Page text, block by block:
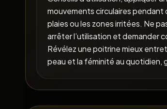
mouvements circulaires pendant
plaies ou les zones irritées. Ne
arrêter l’utilisation et demander
Révélez une poitrine mieux
peau et la féminité au quotidien,